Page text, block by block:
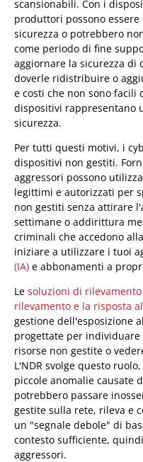
scansionabili. Con i
produttori possono
sicurezza o potrebbero
come periodo di fine
aggiornare la sicurezza di
doverle ridistribuire o
e costi che non sono facili
dispositivi rappresentano
sicurezza.
Per tutti questi motivi, i
dispositivi non gestiti.
aggressori possono
legittimi e autorizzati per
non gestiti senza attirare
settimane o addirittura
criminali che accedono
iniziare a utilizzare i tuoi
(IA) e abbonamenti a
Le soluzioni di
rilevamento e la risposta
gestione dell'esposizione
progettate per
risorse non gestite o
L'NDR svolge questo
piccole anomalie causate
potrebbero passare
gestite sulla rete, rileva e
un "segnale debole" di
contesto sufficiente,
aggressori.